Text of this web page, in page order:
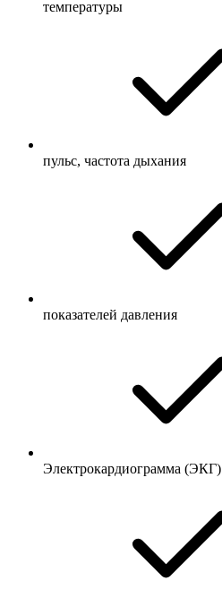
температуры
пульс, частота дыхания
показателей давления
Электрокардиограмма (ЭКГ)